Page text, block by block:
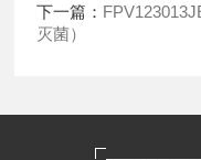
下一篇：
灭菌）